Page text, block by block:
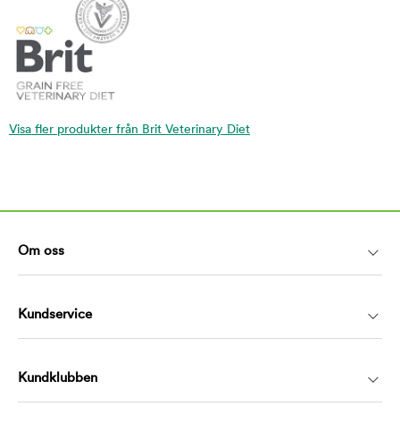
Visa fler produkter från Brit Veterinary Diet
Om oss
Kundservice
Kundklubben